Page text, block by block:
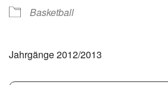
Basketball
Jahrgänge 2012/2013